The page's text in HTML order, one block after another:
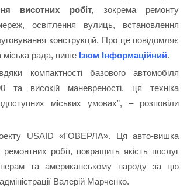
висотних робіт, зокрема ремонту
освітлення вулиць, встановлення
конструкцій. Про це повідомляє
міська рада, пише Ізюм Інформаційний.
компактності базового автомобіля
та високій маневреності, ця техніка
міських умовах”, – розповіли
USAID «ГОВЕРЛА». Ця авто-вишка
робіт, покращить якість послуг
та американському народу за цю
Валерій Марченко.